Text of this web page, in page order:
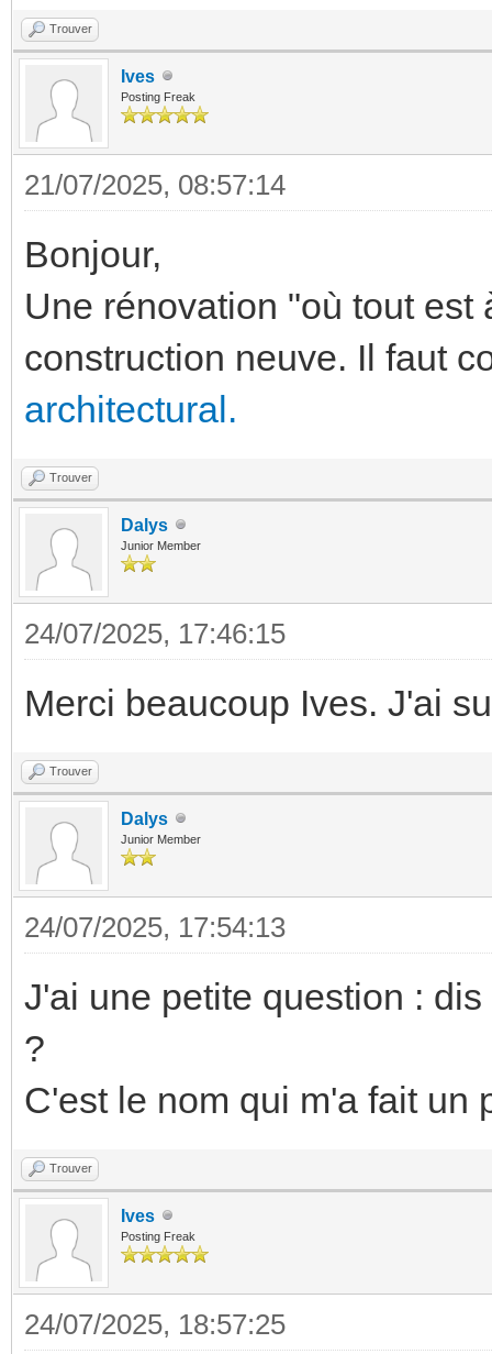
Trouver
Ives
Posting Freak
21/07/2025, 08:57:14
Bonjour,
Une rénovation "où tout
construction neuve. Il faut
architectural.
Trouver
Dalys
Junior Member
24/07/2025, 17:46:15
Merci beaucoup Ives. J'ai
Trouver
Dalys
Junior Member
24/07/2025, 17:54:13
J'ai une petite question :
?
C'est le nom qui m'a fait un
Trouver
Ives
Posting Freak
24/07/2025, 18:57:25